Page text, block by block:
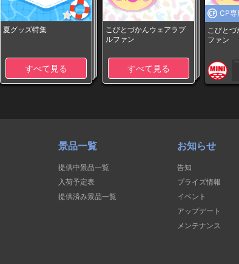
夏グッズ特集
すべて見る
こびとづかんウェアラブ
ルファン
すべて見る
CP専
こびとづ
ファン
景品一覧
提供中景品一覧
入荷予定表
提供済み景品一覧
お知らせ
告知
プライズ情報
イベント
アップデート
メンテナンス